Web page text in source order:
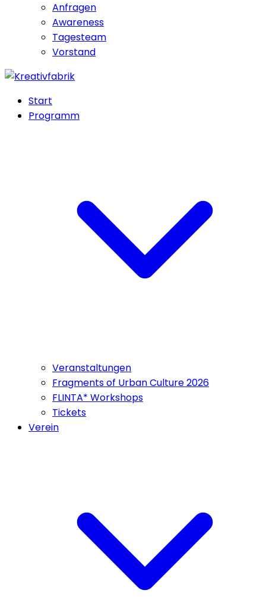
Anfragen
Awareness
Tagesteam
Vorstand
Start
Programm
Veranstaltungen
Fragments of Urban Culture 2026
FLINTA* Workshops
Tickets
Verein